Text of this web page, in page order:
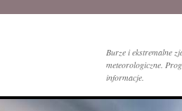
Burze i ekstremalne
meteorologiczne.
informacje.